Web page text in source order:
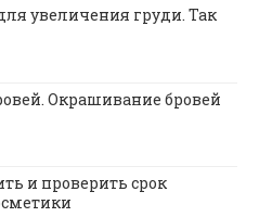
увеличения груди. Так
Окрашивание бровей
и проверить срок